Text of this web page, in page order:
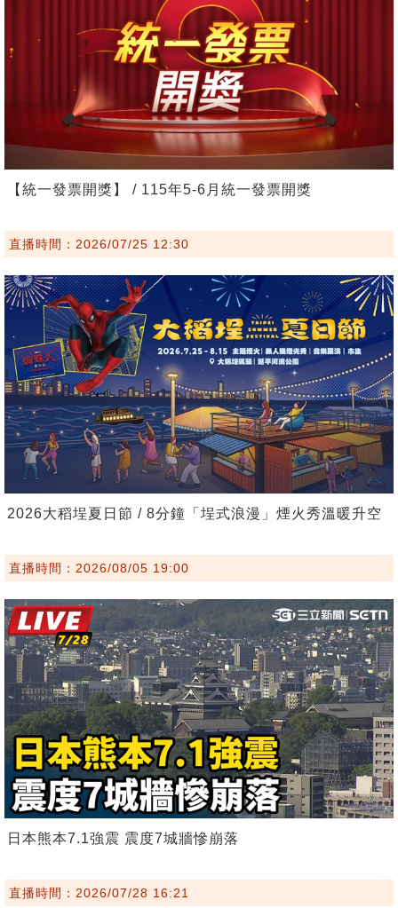
【統一發票開獎】 / 115年5-6月統一發票開獎
直播時間：2026/07/25 12:30
2026大稻埕夏日節 / 8分鐘「埕式浪漫」煙火秀溫暖升空
直播時間：2026/08/05 19:00
日本熊本7.1強震 震度7城牆慘崩落
直播時間：2026/07/28 16:21